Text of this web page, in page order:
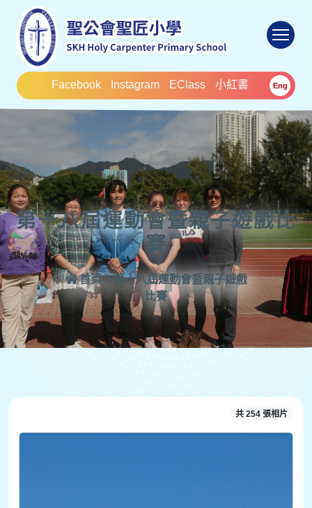
Facebook Instagram EClass 小紅書 Eng
第十八屆運動會暨親子遊戲比
賽
首頁 > 第十八屆運動會暨親子遊戲
比賽
共 254 張相片